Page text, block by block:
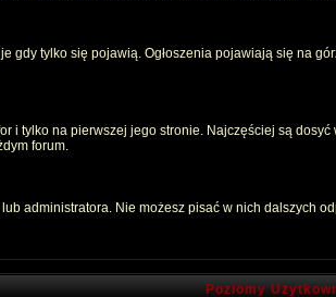
tylko się pojawią. Ogłoszenia pojawiają się na
i tylko na pierwszej jego stronie. Najczęściej są
forum.
administratora. Nie możesz pisać w nich
Poziomy